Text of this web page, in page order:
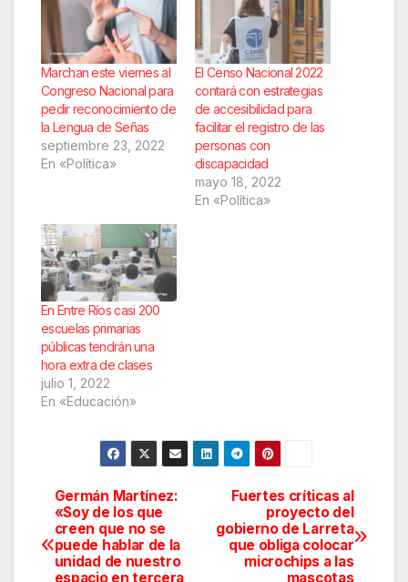
Marchan este viernes al
Congreso Nacional para
pedir reconocimiento de
la Lengua de Señas
septiembre 23, 2022
En «Política»
El Censo Nacional 2022
contará con estrategias
de accesibilidad para
facilitar el registro de las
personas con
discapacidad
mayo 18, 2022
En «Política»
En Entre Ríos casi 200
escuelas primarias
públicas tendrán una
hora extra de clases
julio 1, 2022
En «Educación»
Navegación
de
Fuertes críticas al
proyecto del
gobierno de Larreta
que obliga colocar
microchips a las
mascotas
Germán Martínez:
«Soy de los que
creen que no se
puede hablar de la
unidad de nuestro
espacio en tercera